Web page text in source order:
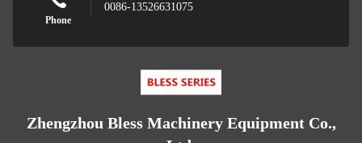
Phone
0086-13526631075
Zhengzhou Bless Machinery Equipment Co.,